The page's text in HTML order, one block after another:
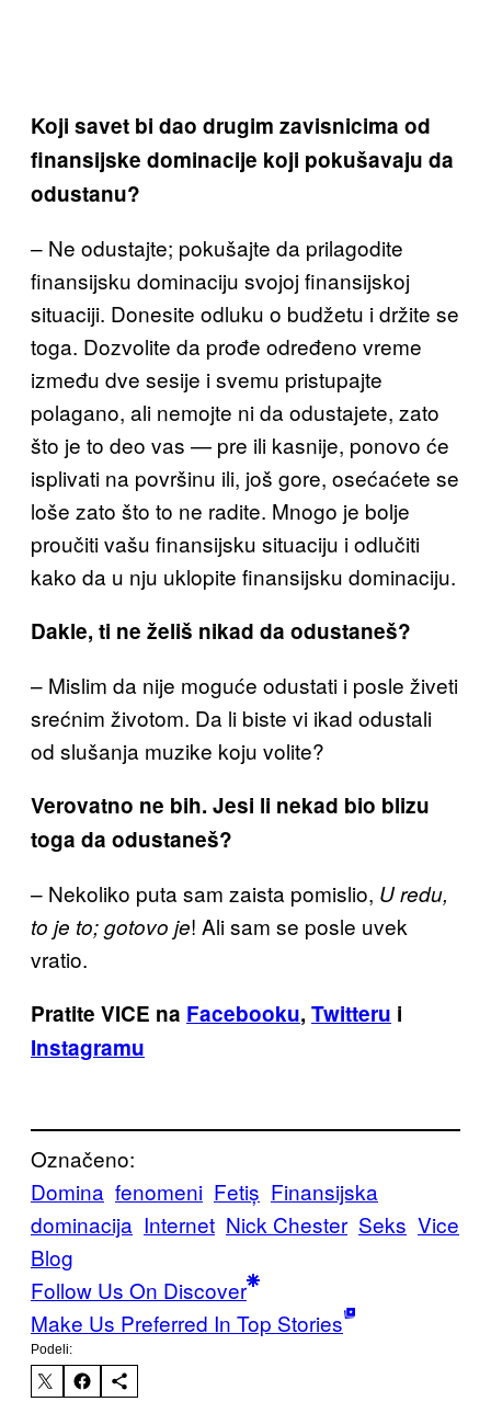
Koji savet bi dao drugim zavisnicima od
finansijske dominacije koji pokušavaju da
odustanu?
– Ne odustajte; pokušajte da prilagodite
finansijsku dominaciju svojoj finansijskoj
situaciji. Donesite odluku o budžetu i držite se
toga. Dozvolite da prođe određeno vreme
između dve sesije i svemu pristupajte
polagano, ali nemojte ni da odustajete, zato
što je to deo vas — pre ili kasnije, ponovo će
isplivati na površinu ili, još gore, osećaćete se
loše zato što to ne radite. Mnogo je bolje
proučiti vašu finansijsku situaciju i odlučiti
kako da u nju uklopite finansijsku dominaciju.
Dakle, ti ne želiš nikad da odustaneš?
– Mislim da nije moguće odustati i posle živeti
srećnim životom. Da li biste vi ikad odustali
od slušanja muzike koju volite?
Verovatno ne bih. Jesi li nekad bio blizu
toga da odustaneš?
– Nekoliko puta sam zaista pomislio, U redu,
to je to; gotovo je! Ali sam se posle uvek
vratio.
Pratite VICE na Facebooku, Twitteru i
Instagramu
Označeno:
Domina fenomeni Fetiș Finansijska
dominacija Internet Nick Chester Seks Vice
Blog
Follow Us On Discover
Make Us Preferred In Top Stories
Podeli: